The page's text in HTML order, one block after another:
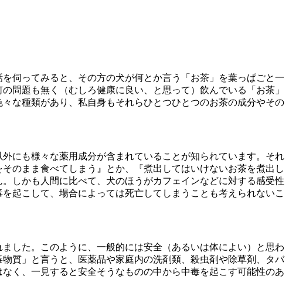
伺ってみると、その方の犬が何とか言う「お茶」を葉っぱごと一
問題も無く（むしろ健康に良い、と思って）飲んでいる「お茶」
な種類があり、私自身もそれらひとつひとつのお茶の成分やその
にも様々な薬用成分が含まれていることが知られています。それ
のまま食べてしまう』とか、『煮出してはいけないお茶を煮出し
しかも人間に比べて、犬のほうがカフェインなどに対する感受性
起こして、場合によっては死亡してしまうことも考えられないこ
した。このように、一般的には安全（あるいは体によい）と思わ
質」と言うと、医薬品や家庭内の洗剤類、殺虫剤や除草剤、タバ
く、一見すると安全そうなものの中から中毒を起こす可能性のあ